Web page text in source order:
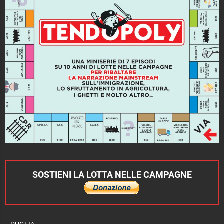
SOSTIENI LA LOTTA NELLE CAMPAGNE